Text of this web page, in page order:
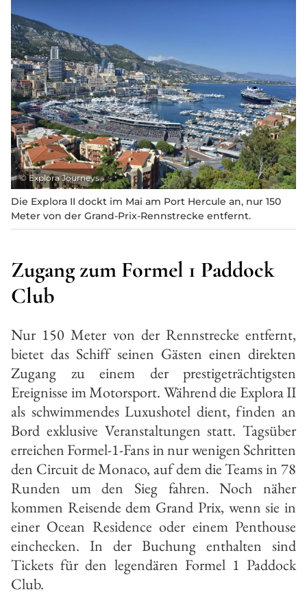
© Explora Journeys
Die Explora II dockt im Mai am Port Hercule an, nur 150
Meter von der Grand-Prix-Rennstrecke entfernt.
Zugang zum Formel 1 Paddock
Club
Nur 150 Meter von der Rennstrecke entfernt,
bietet das Schiff seinen Gästen einen direkten
Zugang zu einem der prestigeträchtigsten
Ereignisse im Motorsport. Während die Explora II
als schwimmendes Luxushotel dient, finden an
Bord exklusive Veranstaltungen statt. Tagsüber
erreichen Formel-1-Fans in nur wenigen Schritten
den Circuit de Monaco, auf dem die Teams in 78
Runden um den Sieg fahren. Noch näher
kommen Reisende dem Grand Prix, wenn sie in
einer Ocean Residence oder einem Penthouse
einchecken. In der Buchung enthalten sind
Tickets für den legendären Formel 1 Paddock
Club.